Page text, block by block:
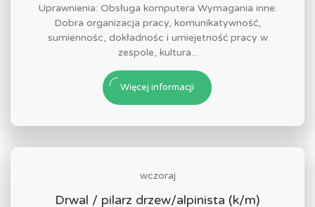
Uprawnienia: Obsługa komputera Wymagania inne:
Dobra organizacja pracy, komunikatywność,
sumiennośc, dokładnośc i umiejetność pracy w
zespole, kultura...
Więcej informacji
wczoraj
Drwal / pilarz drzew/alpinista (k/m)